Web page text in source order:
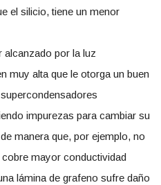
el silicio, tiene un menor
alcanzado por la luz
muy alta que le otorga un buen
impurezas para cambiar su
manera que, por ejemplo, no
mayor conductividad
lámina de grafeno sufre daño